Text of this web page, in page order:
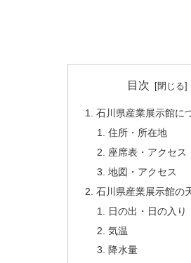
目次
石川県産業展示館に
住所・所在地
座席表・アクセス
地図・アクセス
石川県産業展示館の
日の出・日の入り
気温
降水量